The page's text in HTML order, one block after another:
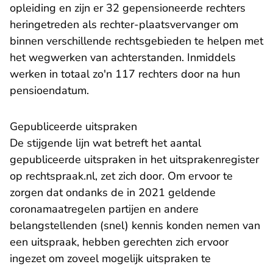
opleiding en zijn er 32 gepensioneerde rechters
heringetreden als rechter-plaatsvervanger om
binnen verschillende rechtsgebieden te helpen met
het wegwerken van achterstanden. Inmiddels
werken in totaal zo'n 117 rechters door na hun
pensioendatum.
Gepubliceerde uitspraken
De stijgende lijn wat betreft het aantal
gepubliceerde uitspraken in het uitsprakenregister
op rechtspraak.nl- U verlaat Rechtspraak.nl
, zet zich door. Om ervoor te
zorgen dat ondanks de in 2021 geldende
coronamaatregelen partijen en andere
belangstellenden (snel) kennis konden nemen van
een uitspraak, hebben gerechten zich ervoor
ingezet om zoveel mogelijk uitspraken te